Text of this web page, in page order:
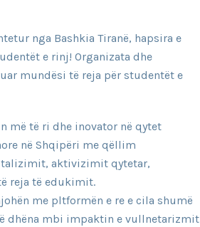
nga Bashkia Tiranë, hapsira e
e rinj! Organizata dhe
mundësi të reja për studentët e
më të ri dhe inovator në qytet
në Shqipëri me qëllim
aktivizimit qytetar,
reja të edukimit.
me pltformën e re e cila shumë
dhëna mbi impaktin e vullnetarizmit